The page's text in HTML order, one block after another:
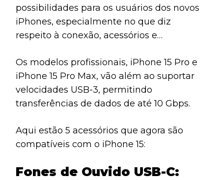
possibilidades para os usuários dos novos
iPhones, especialmente no que diz
respeito à conexão, acessórios e
Os modelos profissionais, iPhone 15 Pro e
iPhone 15 Pro Max, vão além ao suportar
velocidades USB-3, permitindo
transferências de dados de até 10 Gbps.
Aqui estão 5 acessórios que agora são
compatíveis com o iPhone 15:
Fones de Ouvido USB-C: